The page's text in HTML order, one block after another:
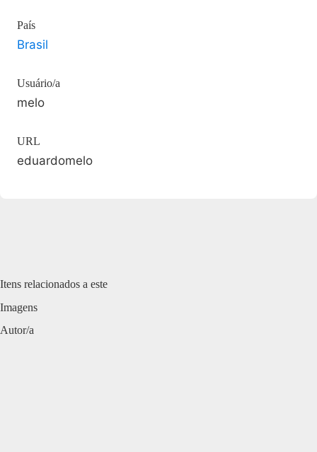
País
Brasil
Usuário/a
melo
URL
eduardomelo
Itens relacionados a este
Imagens
Autor/a